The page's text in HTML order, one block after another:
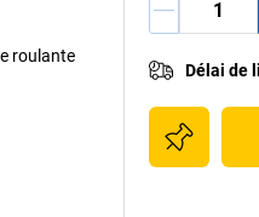
roulante
Délai de